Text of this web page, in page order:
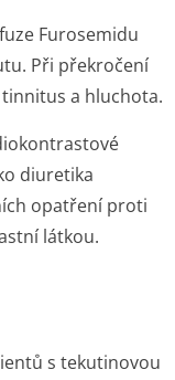
Furosemidu
Při překročení
a hluchota.
diuretika
opatření proti
látkou.
s tekutinovou